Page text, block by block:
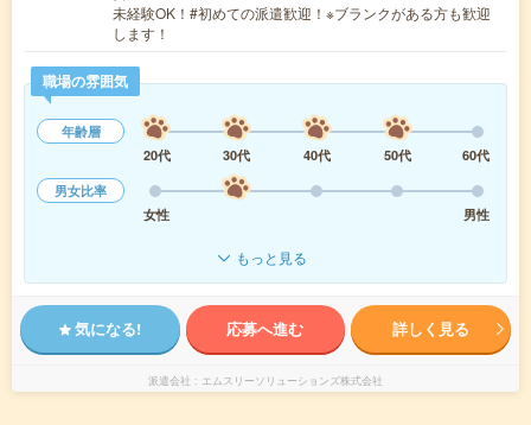
未経験OK！#初めての派遣歓迎！※ブランクがある方も歓迎
します！
職場の雰囲気
年齢層
20代
30代 40代 50代
60代
男女比率
女性
男性
もっと見る
気になる! 応募へ進む 詳しく見る
派遣会社 エムスリーソリューションズ株式会社